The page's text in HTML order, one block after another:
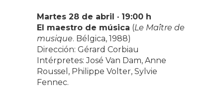
Martes 28 de abril · 19:00 h
El maestro de música (Le Maître de
musique. Bélgica, 1988)
Dirección: Gérard Corbiau
Intérpretes: José Van Dam, Anne
Roussel, Philippe Volter, Sylvie
Fennec.